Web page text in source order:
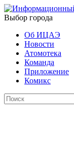
Выбор города
Об ИЦАЭ
Новости
Атомотека
Команда
Приложение
Комикс